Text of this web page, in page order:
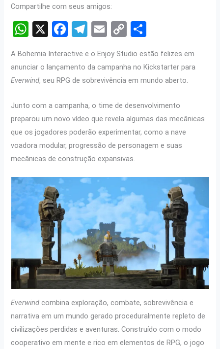
Compartilhe com seus amigos:
W
at
s
p
p
X
F
ce
b
o
k
T
e
gr
m
E
ail
C
py
Li
k
ar
e
A Bohemia Interactive e o Enjoy Studio estão felizes em
anunciar o lançamento da campanha no Kickstarter para
Everwind, seu RPG de sobrevivência em mundo aberto.
Junto com a campanha, o time de desenvolvimento
preparou um novo vídeo que revela algumas das mecânicas
que os jogadores poderão experimentar, como a nave
voadora modular, progressão de personagem e suas
mecânicas de construção expansivas.
Everwind combina exploração, combate, sobrevivência e
narrativa em um mundo gerado proceduralmente repleto de
civilizações perdidas e aventuras. Construído com o modo
cooperativo em mente e rico em elementos de RPG, o jogo